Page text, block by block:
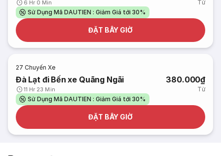
6 Hr 0 Min
Từ
Sử Dụng Mã DAUTIEN : Giảm Giá tới 30%
ĐẶT BÂY GIỜ
27 Chuyến Xe
Đà Lạt đi Bến xe Quãng Ngãi
11 Hr 23 Min
380.000₫
Từ
Sử Dụng Mã DAUTIEN : Giảm Giá tới 30%
ĐẶT BÂY GIỜ